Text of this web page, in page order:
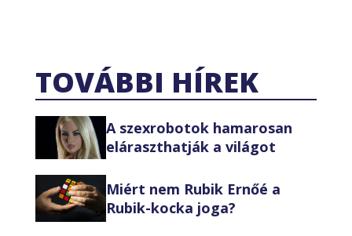
TOVÁBBI HÍREK
A szexrobotok hamarosan
eláraszthatják a világot
Miért nem Rubik Ernőé a
Rubik-kocka joga?